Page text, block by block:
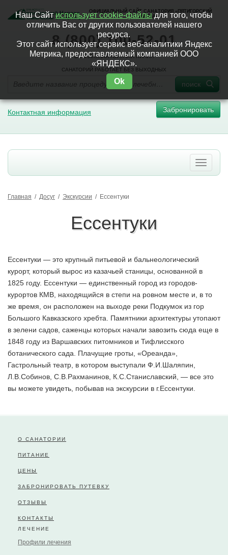
ОФИЦИАЛЬНЫЙ САЙТ САНАТОРИЯ «ПЯТИГОРСКИЙ
НАРЗАН»
8 (800) 100-52-01
БЕСПЛАТНАЯ ГОРЯЧАЯ ЛИНИЯ
САНАТОРИЙ РАБОТАЕТ БЕЗ ВЫХОДНЫХ
поиск
Контактная информация Забронировать
Главная / Досуг / Экскурсии / Ессентуки
Ессентуки
Ессентуки — это крупный питьевой и бальнеологический
курорт, который вырос из казачьей станицы, основанной в
1825 году. Ессентуки — единственный город из городов-
курортов КМВ, находящийся в степи на ровном месте и, в то
же время, он расположен на выходе реки Подкумок из гор
Большого Кавказского хребта. Памятники архитектуры утопают
в зелени садов, саженцы которых начали завозить сюда еще в
1848 году из Варшавских питомников и Тифлисского
ботанического сада. Плачущие гроты, «Ореанда»,
Гастрольный театр, в котором выступали Ф.И.Шаляпин,
Л.В.Собинов, С.В.Рахманинов, К.С.Станиславский, — все это
вы можете увидеть, побывав на экскурсии в г.Ессентуки.
О САНАТОРИИ
ПИТАНИЕ
ЦЕНЫ
ЗАБРОНИРОВАТЬ ПУТЕВКУ
ОТЗЫВЫ
КОНТАКТЫ
ЛЕЧЕНИЕ
Профили лечения
Наш Сайтиспользует cookie-файлыдля того, чтобы
отличить Вас от других пользователей нашего
ресурса.
Этот сайт использует сервис веб-аналитики Яндекс
Метрика, предоставляемый компанией ООО
«ЯНДЕКС».
Ok